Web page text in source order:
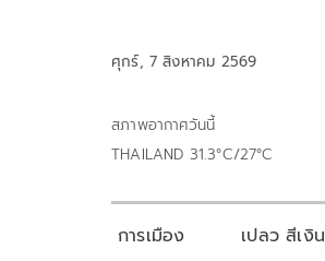
ศุกร์, 7 สิงหาคม 2569
สภาพอากาศวันนี้
THAILAND 31.3°C/27°C
การเมือง เปลว สีเงิน